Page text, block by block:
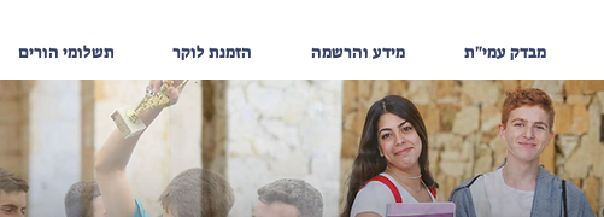
מבדק עמי"ת מידע והרשמה הזמנת לוקר תשלומי הורים